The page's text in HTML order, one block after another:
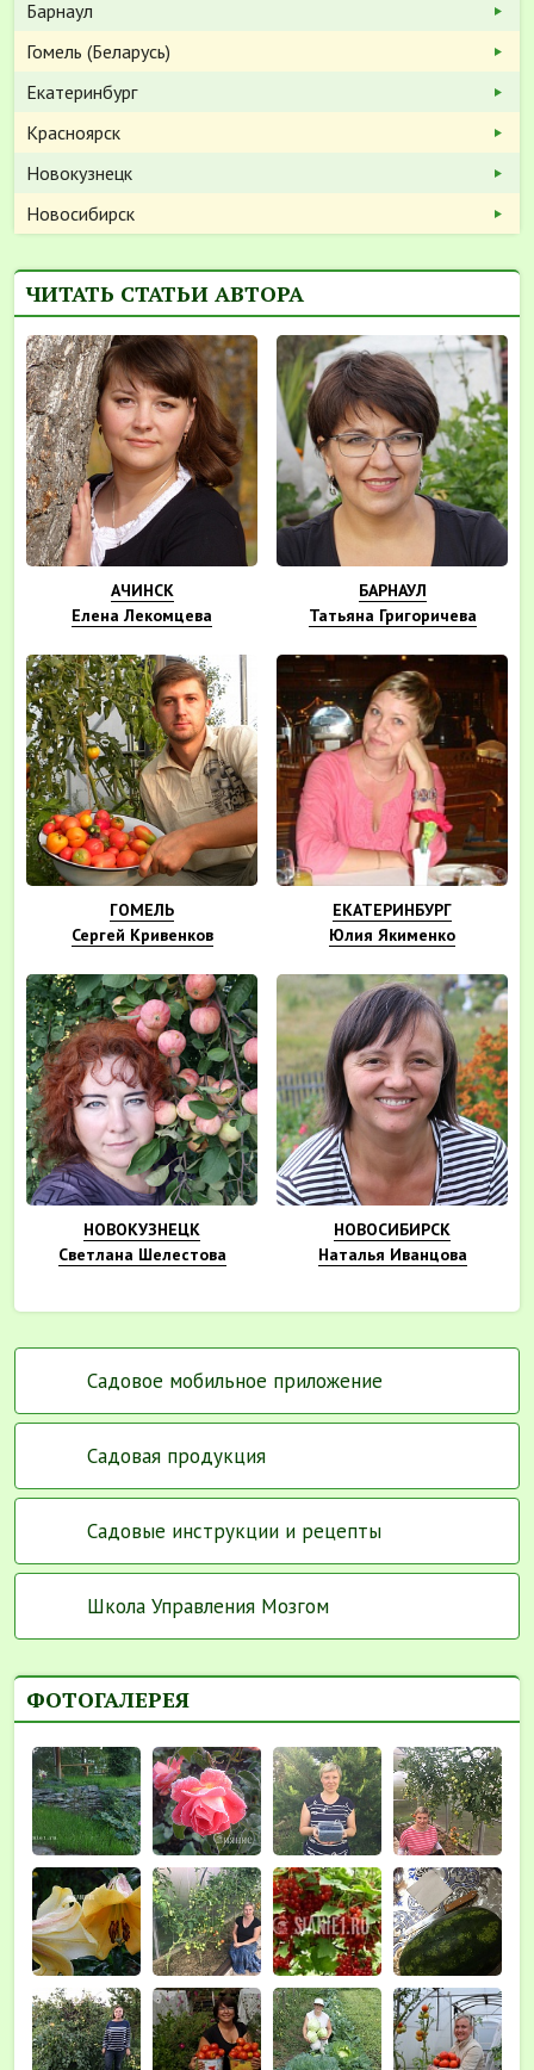
Барнаул
Гомель (Беларусь)
Екатеринбург
Красноярск
Новокузнецк
Новосибирск
ЧИТАТЬ СТАТЬИ АВТОРА
АЧИНСК
Елена Лекомцева
БАРНАУЛ
Татьяна Григоричева
ГОМЕЛЬ
Сергей Кривенков
ЕКАТЕРИНБУРГ
Юлия Якименко
НОВОКУЗНЕЦК
Светлана Шелестова
НОВОСИБИРСК
Наталья Иванцова
Садовое мобильное приложение
Садовая продукция
Садовые инструкции и рецепты
Школа Управления Мозгом
ФОТОГАЛЕРЕЯ